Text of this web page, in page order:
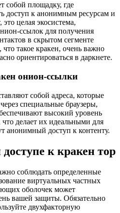
собой площадку, где
доступ к анонимным ресурсам и
целая экосистема,
ссылок для получения
в скрытом сегменте
такое кракен, очень важно
ориентироваться в даркнете.
онион-ссылки
собой адреса, которые
специальные браузеры,
высокий уровень
делает их идеальными для
анонимный доступ к контенту.
к кракен тор
соблюдать определенные
виртуальных частных
оболочек может
вашей защиты. Обязательно
двухфакторную